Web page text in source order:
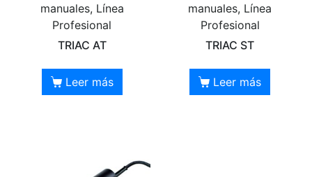
manuales, Línea
Profesional
TRIAC AT
Leer más
manuales, Línea
Profesional
TRIAC ST
Leer más